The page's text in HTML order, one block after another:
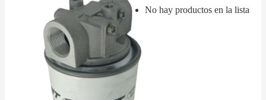
No hay productos en la lista